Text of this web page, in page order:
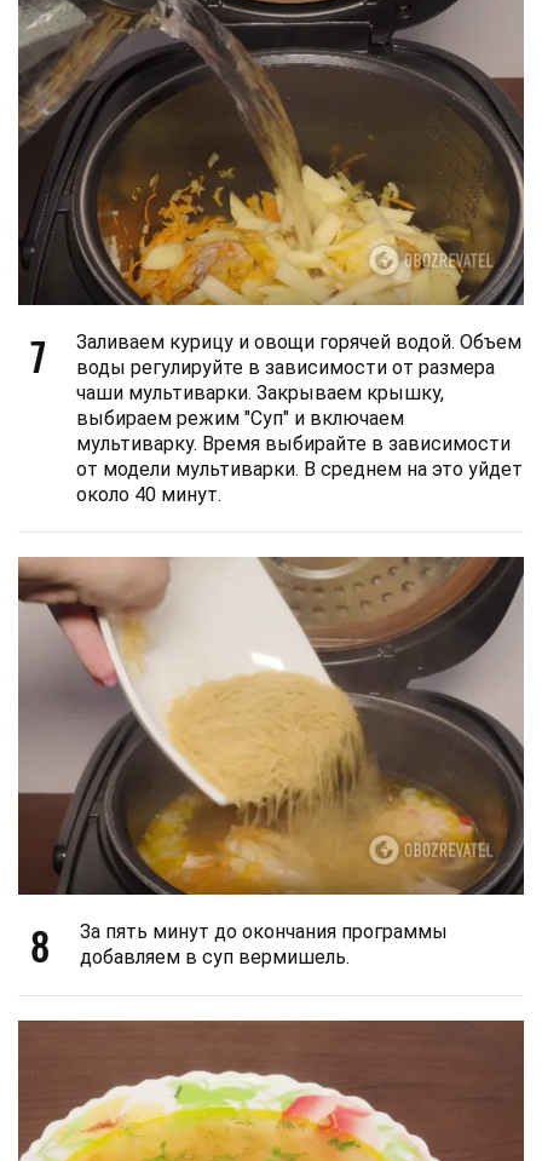
7
Заливаем курицу и овощи горячей водой. Объем
воды регулируйте в зависимости от размера
чаши мультиварки. Закрываем крышку,
выбираем режим "Суп" и включаем
мультиварку. Время выбирайте в зависимости
от модели мультиварки. В среднем на это уйдет
около 40 минут.
8
За пять минут до окончания программы
добавляем в суп вермишель.